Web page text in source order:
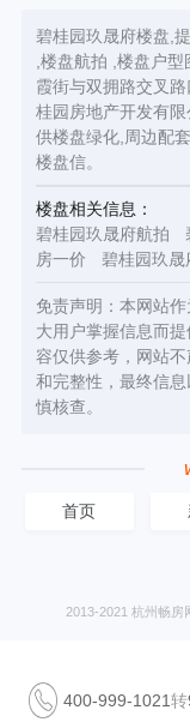
碧桂园玖晟府楼盘,
,楼盘航拍 ,楼盘户
霞街与双拥路交叉
桂园房地产开发有
供楼盘绿化,周边配
楼盘信。
楼盘相关信息：
碧桂园玖晟府航拍
房一价
碧桂园玖晟
免责声明：本网站
大用户掌握信息而
容仅供参考，网站
和完整性，最终信
慎核查。
首页
2013-2021 杭州畅房
400-999-1021转